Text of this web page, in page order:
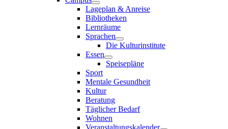
Lageplan & Anreise
Bibliotheken
Lernräume
Sprachen
Die Kulturinstitute
Essen
Speisepläne
Sport
Mentale Gesundheit
Kultur
Beratung
Täglicher Bedarf
Wohnen
Veranstaltungskalender